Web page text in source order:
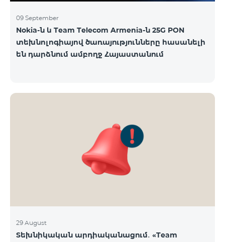
09 September
Nokia-ն և Team Telecom Armenia-ն 25G PON
տեխնոլոգիայով ծառայությունները հասանելի
են դարձնում ամբողջ Հայաստանում
29 August
Տեխնիկական արդիականացում․ «Team